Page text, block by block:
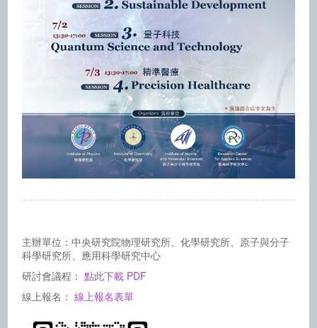
主辦單位：中央研究院物理研究所、化學研究所、原子與分子
科學研究所、應用科學研究中心
研討會議程：點此下載 PDF
線上報名：線上報名表單